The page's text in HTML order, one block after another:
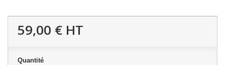
59,00 € HT
Quantité